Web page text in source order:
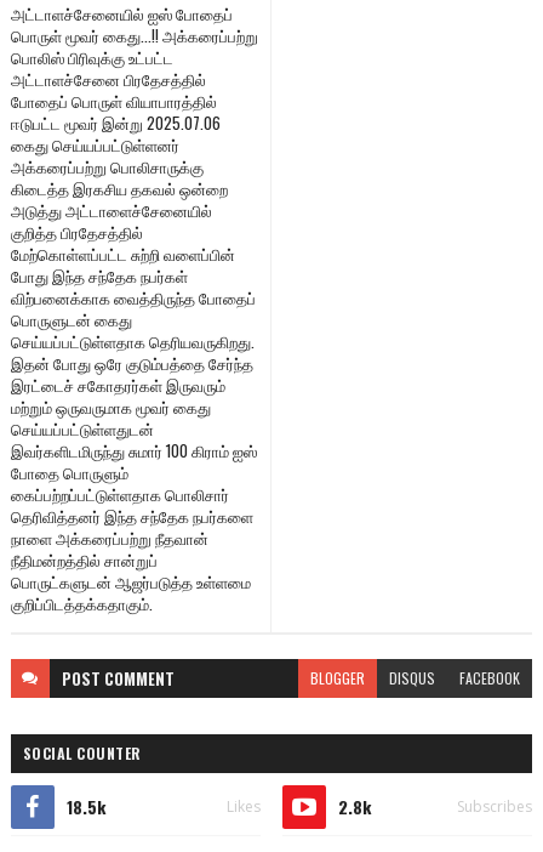
அட்டாளச்சேனையில் ஐஸ் போதைப்
பொருள் மூவர் கைது...!! அக்கரைப்பற்று
பொலிஸ் பிரிவுக்கு உட்பட்ட
அட்டாளச்சேனை பிரதேசத்தில்
போதைப் பொருள் வியாபாரத்தில்
ஈடுபட்ட மூவர் இன்று 2025.07.06
கைது செய்யப்பட்டுள்ளனர்
அக்கரைப்பற்று பொலிசாருக்கு
கிடைத்த இரகசிய தகவல் ஒன்றை
அடுத்து அட்டாளைச்சேனையில்
குறித்த பிரதேசத்தில்
மேற்கொள்ளப்பட்ட சுற்றி வளைப்பின்
போது இந்த சந்தேக நபர்கள்
விற்பனைக்காக வைத்திருந்த போதைப்
பொருளுடன் கைது
செய்யப்பட்டுள்ளதாக தெரியவருகிறது.
இதன் போது ஒரே குடும்பத்தை சேர்ந்த
இரட்டைச் சகோதரர்கள் இருவரும்
மற்றும் ஒருவருமாக மூவர் கைது
செய்யப்பட்டுள்ளதுடன்
இவர்களிடமிருந்து சுமார் 100 கிராம் ஐஸ்
போதை பொருளும்
கைப்பற்றப்பட்டுள்ளதாக பொலிசார்
தெரிவித்தனர் இந்த சந்தேக நபர்களை
நாளை அக்கரைப்பற்று நீதவான்
நீதிமன்றத்தில் சான்றுப்
பொருட்களுடன் ஆஜர்படுத்த உள்ளமை
குறிப்பிடத்தக்கதாகும்.
POST COMMENT BLOGGER DISQUS FACEBOOK
SOCIAL COUNTER
18.5k Likes 2.8k Subscribes